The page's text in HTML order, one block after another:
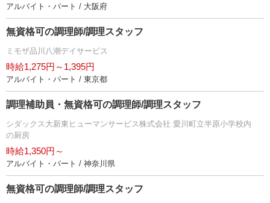
アルバイト・パート / 大阪府
無資格可の調理師/調理スタッフ
ミモザ品川八潮デイサービス
時給1,275円～1,395円
アルバイト・パート / 東京都
調理補助員・無資格可の調理師/調理スタッフ
シダックス大新東ヒューマンサービス株式会社 愛川町立半原小学校内
の厨房
時給1,350円～
アルバイト・パート / 神奈川県
無資格可の調理師/調理スタッフ